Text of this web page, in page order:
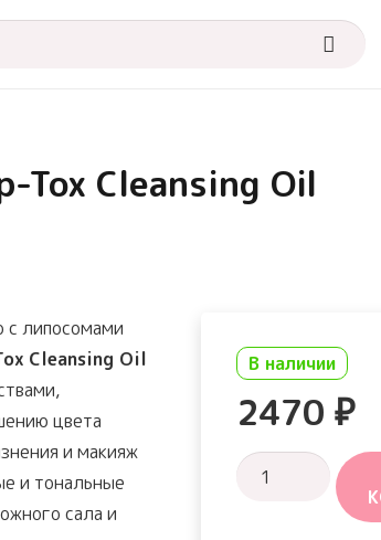
Tox Cleansing Oil
с липосомами
Cleansing Oil
цвета
и макияж
и тональные
сала и
В наличии
2470 ₽
Количество